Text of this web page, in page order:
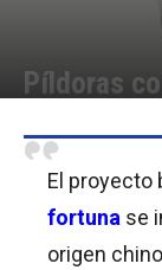
Píldoras
El proyecto
fortuna se
origen